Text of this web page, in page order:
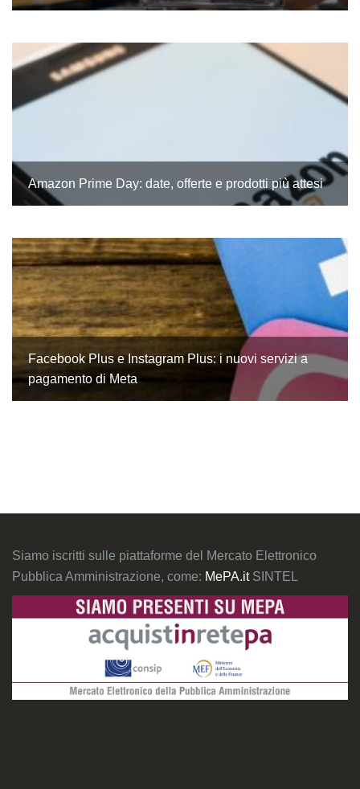
Amazon Prime Day: date, offerte e prodotti più attesi
Facebook Plus e Instagram Plus: i nuovi servizi a
pagamento di Meta
Siamo iscritti sulle piattaforme del Mercato Elettronico
Pubblica Amministrazione, come: MePA.it SINTEL